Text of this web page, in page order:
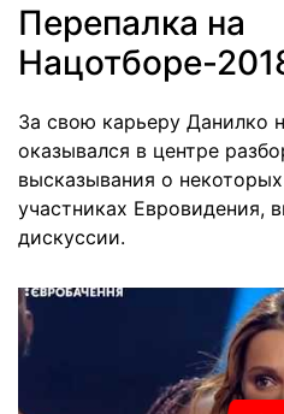
Перепалка на
Нацотборе-
За свою карьеру Данилко
оказывался в центре
высказывания о
участниках Евровидения,
дискуссии.